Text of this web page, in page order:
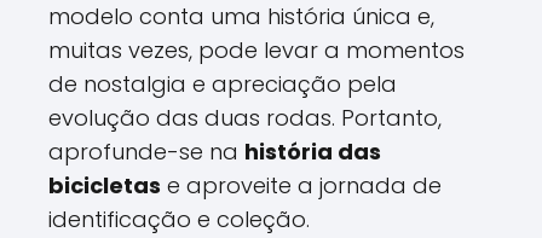
modelo conta uma história única e,
muitas vezes, pode levar a momentos
de nostalgia e apreciação pela
evolução das duas rodas. Portanto,
aprofunde-se na história das
bicicletas e aproveite a jornada de
identificação e coleção.